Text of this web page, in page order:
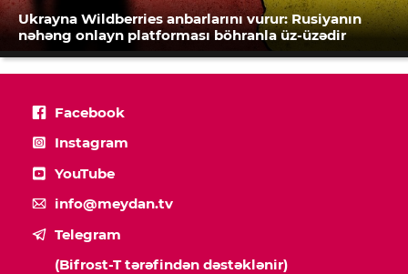
Ukrayna Wildberries anbarlarını vurur: Rusiyanın
nəhəng onlayn platforması böhranla üz-üzədir
Facebook
Instagram
YouTube
info@meydan.tv
Telegram
(Bifrost-T tərəfindən dəstəklənir)